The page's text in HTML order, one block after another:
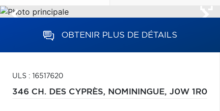
OBTENIR PLUS DE DÉTAILS
ULS : 16517620
346 CH. DES CYPRÈS, NOMININGUE, J0W 1R0